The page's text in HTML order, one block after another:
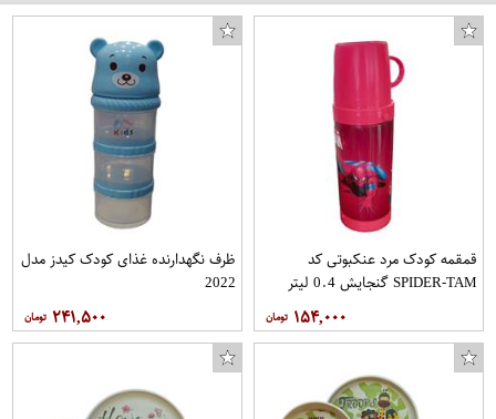
قمقمه کودک مرد عنکبوتی کد
SPIDER-TAM گنجایش 0.4 لیتر
۱۵۴,۰۰۰
ظرف نگهدارنده غذای کودک کیدز مدل
2022
۲۴۱,۵۰۰